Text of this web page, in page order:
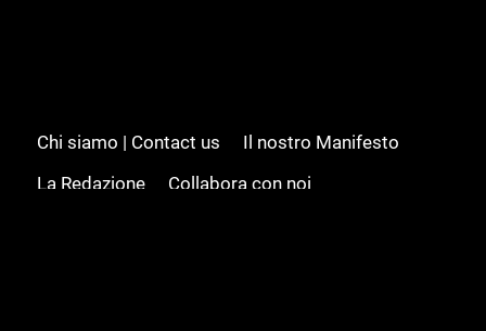
Chi siamo | Contact us
Il nostro Manifesto
La Redazione
Collabora con noi